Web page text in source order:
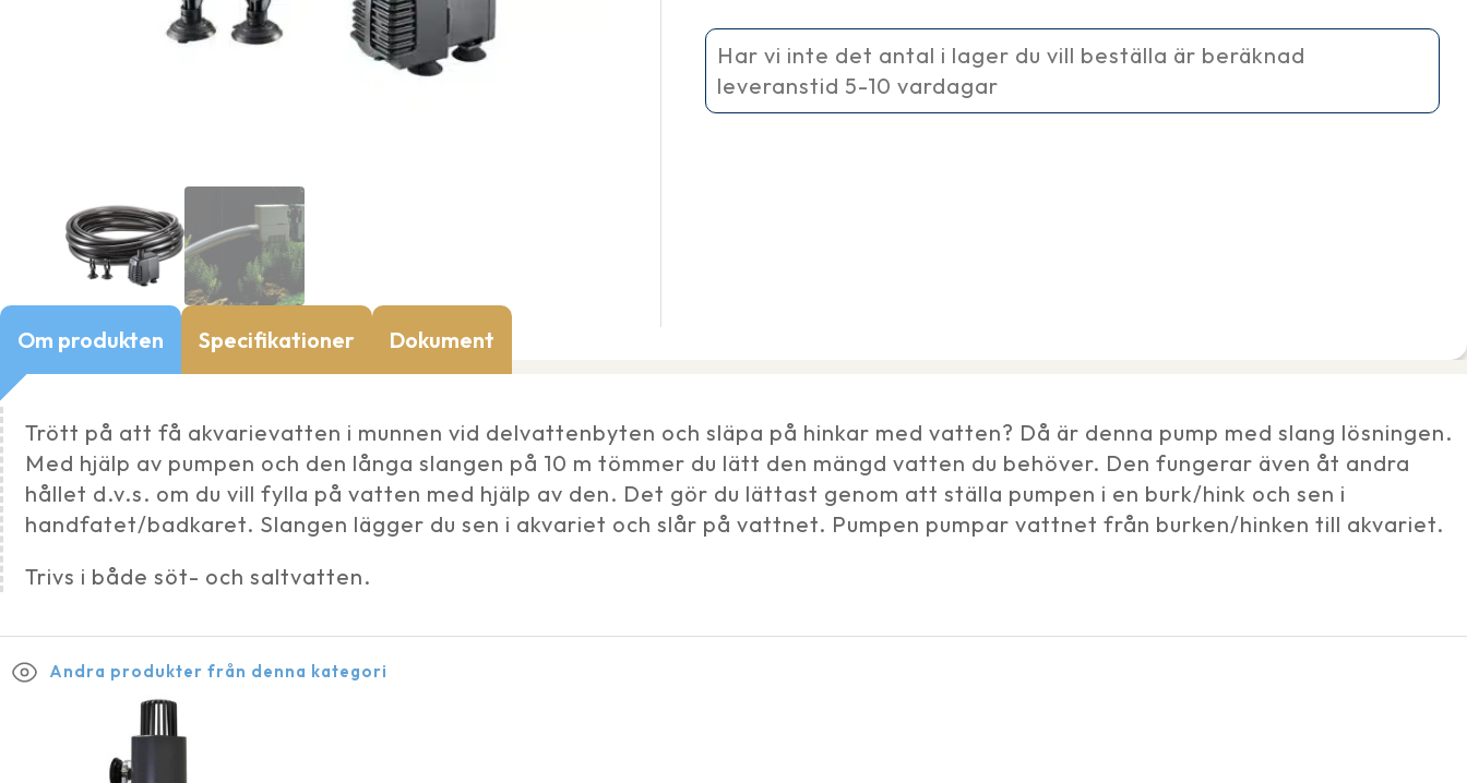
mängd
Har vi inte det antal i lager du vill beställa är beräknad
leveranstid 5-10 vardagar
Om produkten Specifikationer Dokument
Trött på att få akvarievatten i munnen vid delvattenbyten och släpa på hinkar med vatten? Då är denna pump med slang lösningen.
Med hjälp av pumpen och den långa slangen på 10 m tömmer du lätt den mängd vatten du behöver. Den fungerar även åt andra
hållet d.v.s. om du vill fylla på vatten med hjälp av den. Det gör du lättast genom att ställa pumpen i en burk/hink och sen i
handfatet/badkaret. Slangen lägger du sen i akvariet och slår på vattnet. Pumpen pumpar vattnet från burken/hinken till akvariet.
Trivs i både söt- och saltvatten.
Andra produkter från denna kategori